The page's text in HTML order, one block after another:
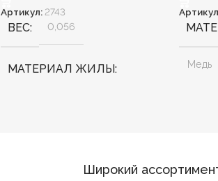
Артикул: 2743
ВЕС 0,056
МАТЕРИАЛ ЖИЛЫ Медь
Широкий